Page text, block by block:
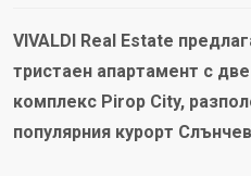
VIVALDI Real Estate
тристаен апартамент с
комплекс Pirop City,
популярния курорт